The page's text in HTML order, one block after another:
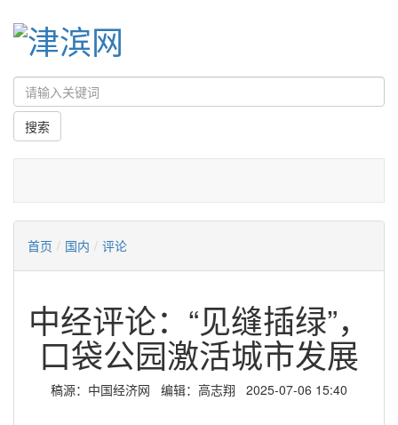
首页 / 国内 / 评论
中经评论：“见缝插绿”，
口袋公园激活城市发展
稿源：中国经济网 编辑：高志翔 2025-07-06 15:40